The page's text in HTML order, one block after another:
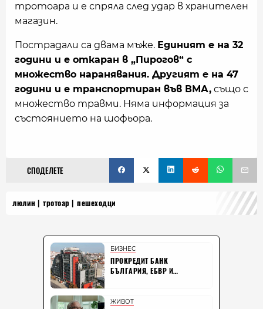
тротоара и е спряла след удар в хранителен
магазин.
Пострадали са двама мъже. Единият е на 32
години и е откаран в „Пирогов“ с
множество наранявания. Другият е на 47
години и е транспортиран във ВМА, също с
множество травми. Няма информация за
състоянието на шофьора.
СПОДЕЛЕТЕ
люлин тротоар пешеходци